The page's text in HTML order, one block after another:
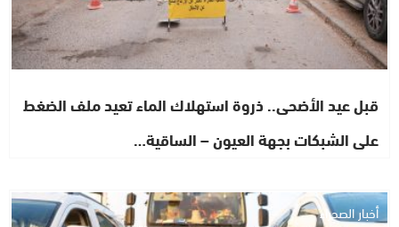
قبل عيد الأضحى.. ذروة استهلاك الماء تعيد ملف الضغط
على الشبكات بجهة العيون – الساقية…
أخبار الصحراء